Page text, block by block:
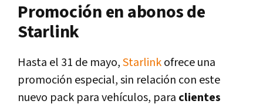
Promoción en abonos de
Starlink
Hasta el 31 de mayo,Starlinkofrece una
promoción especial, sin relación con este
nuevo pack para vehículos, para clientes